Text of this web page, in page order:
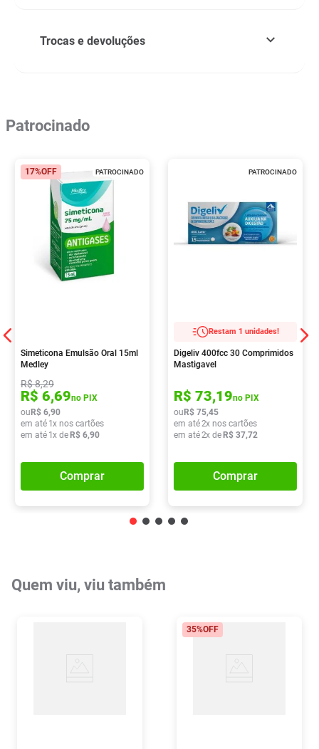
Trocas e devoluções
Patrocinado
PATROCINADO
17%OFF
Simeticona Emulsão Oral 15ml
Medley
R$8,29
R$ 6,69no PIX
ou R$ 6,90
em até 1x nos cartões
em até 1x de R$ 6,90
Comprar
PATROCINADO
Restam 1 unidades!
Digeliv 400fcc 30 Comprimidos
Mastigavel
R$ 73,19no PIX
ou R$ 75,45
em até2x nos cartões
em até2x de R$ 37,72
Comprar
Quem viu, viu também
35%OFF